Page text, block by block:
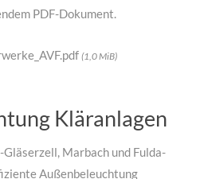
PDF-Dokument.
(1,0 MiB)
Kläranlagen
Marbach und Fulda-
Außenbeleuchtung